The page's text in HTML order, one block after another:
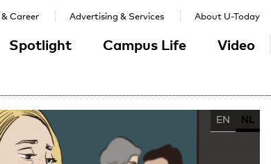
Spotlight Campus Life Video
& Career Advertising & Services About U-Today
EN NL